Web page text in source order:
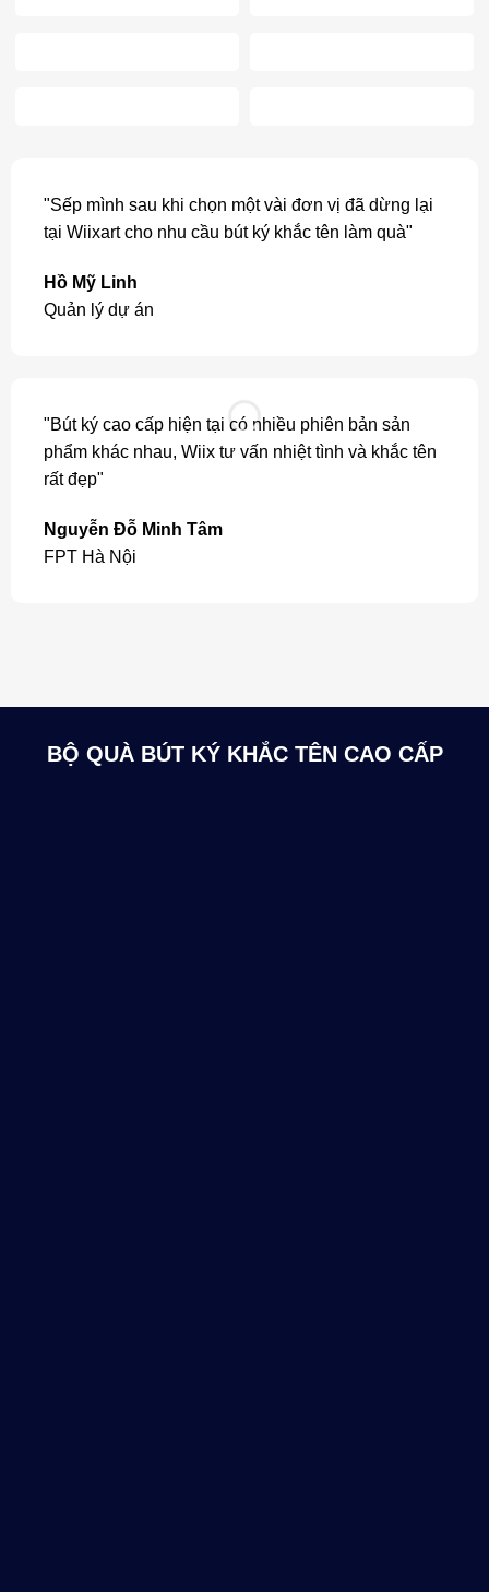
"Sếp mình sau khi chọn một vài đơn vị đã dừng lại
tại Wiixart cho nhu cầu bút ký khắc tên làm quà"
Hồ Mỹ Linh
Quản lý dự án
"Bút ký cao cấp hiện tại có nhiều phiên bản sản
phẩm khác nhau, Wiix tư vấn nhiệt tình và khắc tên
rất đẹp"
Nguyễn Đỗ Minh Tâm
FPT Hà Nội
BỘ QUÀ BÚT KÝ KHẮC TÊN CAO CẤP